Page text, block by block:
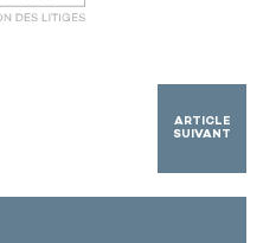
ARTICLE
SUIVANT